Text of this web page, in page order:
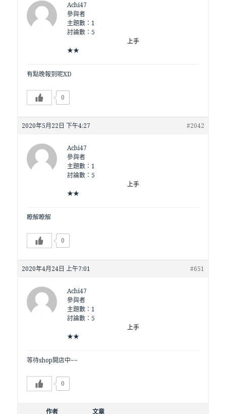
Achi47
參與者
主題數：1
討論數：5
上手
★★
有點晚報到呢XD
0
2020年5月22日 下午4:27 #2042
Achi47
參與者
主題數：1
討論數：5
上手
★★
瞭解瞭解
0
2020年4月24日 上午7:01 #651
Achi47
參與者
主題數：1
討論數：5
上手
★★
等待shop開店中~~
0
作者 文章